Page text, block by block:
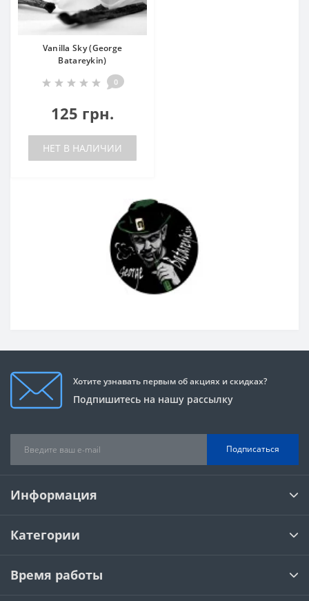
Vanilla Sky (George
Batareykin)
0
125 грн.
НЕТ В НАЛИЧИИ
Хотите узнавать первым об акциях и скидках?
Подпишитесь на нашу рассылку
Подписаться
Информация
Категории
Время работы